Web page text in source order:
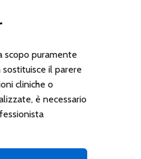
scopo puramente
il parere
cliniche o
è necessario